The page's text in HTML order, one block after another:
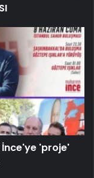
İnce'ye 'proje'